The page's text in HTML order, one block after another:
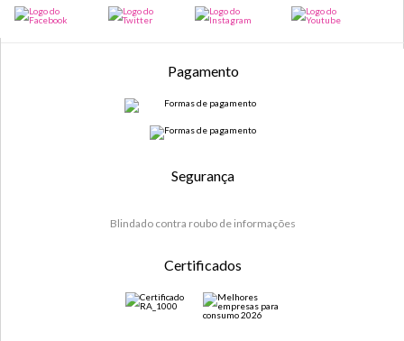
Pagamento
Segurança
Blindado contra roubo de informações
Certificados